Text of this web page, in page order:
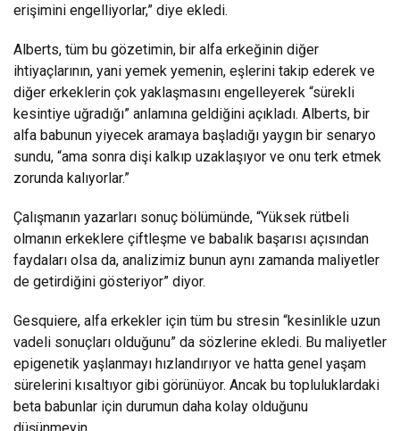
erişimini engelliyorlar,” diye ekledi.
Alberts, tüm bu gözetimin, bir alfa erkeğinin diğer
ihtiyaçlarının, yani yemek yemenin, eşlerini takip ederek ve
diğer erkeklerin çok yaklaşmasını engelleyerek “sürekli
kesintiye uğradığı” anlamına geldiğini açıkladı. Alberts, bir
alfa babunun yiyecek aramaya başladığı yaygın bir senaryo
sundu, “ama sonra dişi kalkıp uzaklaşıyor ve onu terk etmek
zorunda kalıyorlar.”
Çalışmanın yazarları sonuç bölümünde, “Yüksek rütbeli
olmanın erkeklere çiftleşme ve babalık başarısı açısından
faydaları olsa da, analizimiz bunun aynı zamanda maliyetler
de getirdiğini gösteriyor” diyor.
Gesquiere, alfa erkekler için tüm bu stresin “kesinlikle uzun
vadeli sonuçları olduğunu” da sözlerine ekledi. Bu maliyetler
epigenetik yaşlanmayı hızlandırıyor ve hatta genel yaşam
sürelerini kısaltıyor gibi görünüyor. Ancak bu topluluklardaki
beta babunlar için durumun daha kolay olduğunu